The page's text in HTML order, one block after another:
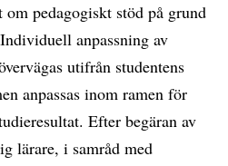
om pedagogiskt stöd på grund
anpassning av
utifrån studentens
anpassas inom ramen för
Efter begäran av
lärare, i samråd med